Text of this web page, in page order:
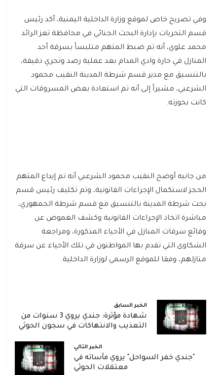
وفي تصريح خاص لموقع وزارة الداخلية اليمنية، أكد رئيس
قسم التحريات بإدارة البحث الجنائي في محافظة تعز الرائد
محمد علوي، أنه تم ضبط المتهم متلبساً بسرقة أحد
المنازل في حارة وادي المدام بعد عملية رصد وتحري دقيقة،
بالتنسيق مع مدير قسم شرطة المدينة النقيب محمود
الشرعبي، مشيراً إلى أنه تم استعادة بعض المسروقات التي
كانت بحوزته.
من جانبه أوضح النقيب محمود الشرعبي أنه تم إيداع المتهم
الحجز لاستكمال الإجراءات القانونية، وتم تكليف رئيس قسم
بحث شرطة المدينة بالتنسيق مع قسم شرطة الجمهوري،
مباشرة اتخاذ الإجراءات القانونية وكشف الغموض عن
وقائع سرقات المنازل في الأحياء المذكورة، ومراجعة
الشكاوى التي تقدم بها المواطنون في تلك الأحياء عن سرقة
منازلهم، وفقا للموقع الرسمي لوزارة الداخلية.
الخبر السابق
شهادة مؤثرة: جندي يروي 3 سنوات من
التعذيب والانتهاكات في سجون الحوثي
الخبر التالي
"جندي خفر السواحل" يروي مأساته في
معتقلات الحوثي